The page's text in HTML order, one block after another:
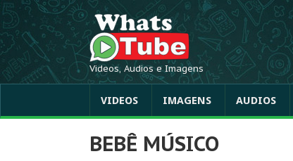
Videos, Audios e Imagens
VIDEOS IMAGENS AUDIOS
BEBÊ MÚSICO